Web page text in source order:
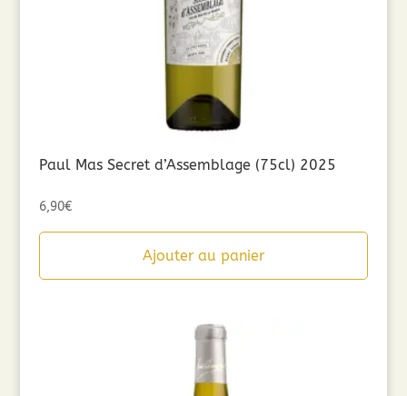
Paul Mas Secret d’Assemblage (75cl) 2025
6,90€
Ajouter au panier